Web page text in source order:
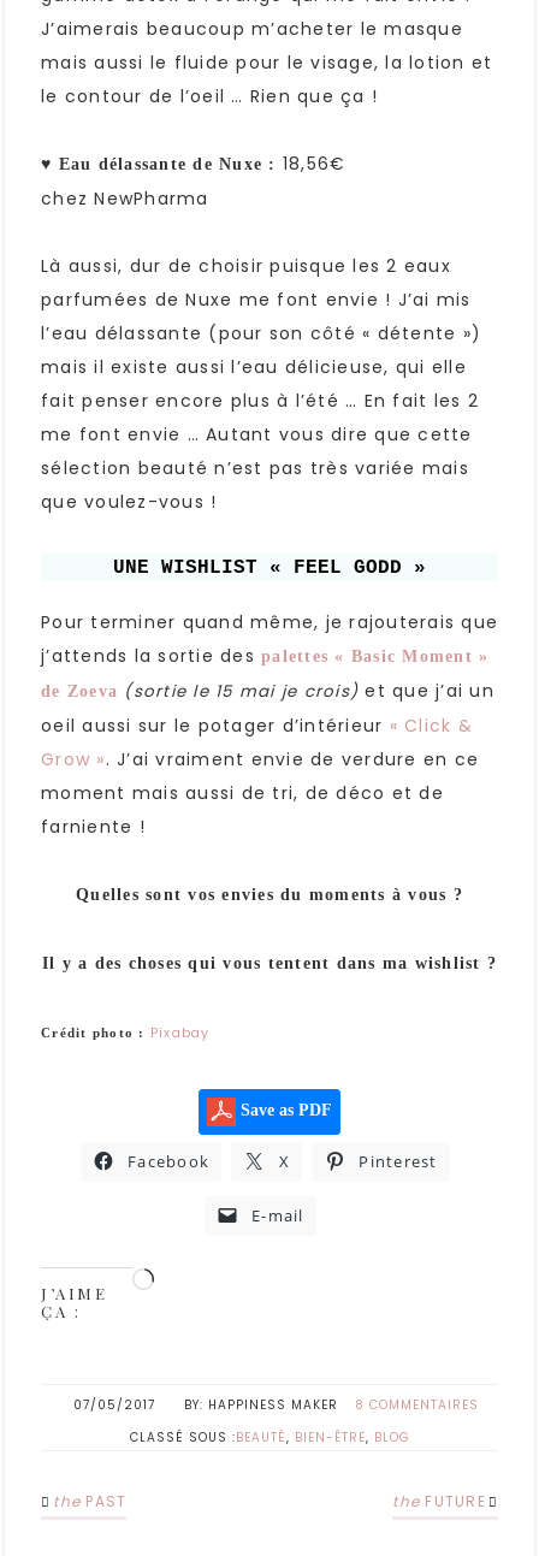
J’aimerais beaucoup m’acheter le masque
mais aussi le fluide pour le visage, la lotion et
le contour de l’oeil … Rien que ça !
♥ Eau délassante de Nuxe : 18,56€
chez NewPharma
Là aussi, dur de choisir puisque les 2 eaux
parfumées de Nuxe me font envie ! J’ai mis
l’eau délassante (pour son côté « détente »)
mais il existe aussi l’eau délicieuse, qui elle
fait penser encore plus à l’été … En fait les 2
me font envie … Autant vous dire que cette
sélection beauté n’est pas très variée mais
que voulez-vous !
UNE WISHLIST « FEEL GODD »
Pour terminer quand même, je rajouterais que
j’attends la sortie des palettes « Basic Moment »
de Zoeva (sortie le 15 mai je crois) et que j’ai un
oeil aussi sur le potager d’intérieur « Click &
Grow ». J’ai vraiment envie de verdure en ce
moment mais aussi de tri, de déco et de
farniente !
Quelles sont vos envies du moments à vous ?
Il y a des choses qui vous tentent dans ma wishlist ?
Crédit photo : Pixabay
Save as PDF
Facebook X Pinterest
E-mail
J’AIME
ÇA :
07/05/2017 HAPPINESS MAKER
8 COMMENTAIRES
CLASSÉ SOUS :BEAUTÉ, BIEN-ÊTRE, BLOG
the PAST the FUTURE